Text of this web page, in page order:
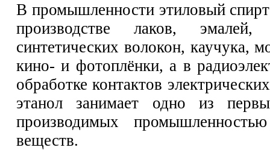
В промышленности этиловый спирт
производстве лаков,
синтетических волокон, каучука,
кино- и фотоплёнки, а в
обработке контактов
этанол занимает одно из
производимых
веществ.